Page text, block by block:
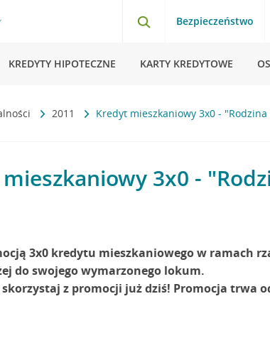
Bezpieczeństwo
KREDYTY HIPOTECZNE KARTY KREDYTOWE
2011 Kredyt mieszkaniowy 3x0 -
3x0 -
3x0 kredytu mieszkaniowego w ramach
do swojego wymarzonego lokum.
z promocji już dziś! Promocja trwa